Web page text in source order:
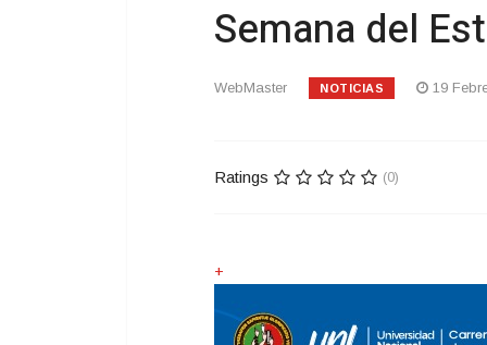
Semana del
WebMaster NOTICIAS 19
Ratings (0)
+